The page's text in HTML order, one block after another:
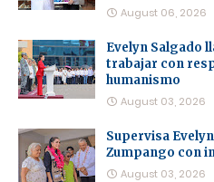
August 06, 2026
Evelyn Salgado
trabajar con
humanismo
August 03, 2026
Supervisa
Zumpango con
August 03, 2026